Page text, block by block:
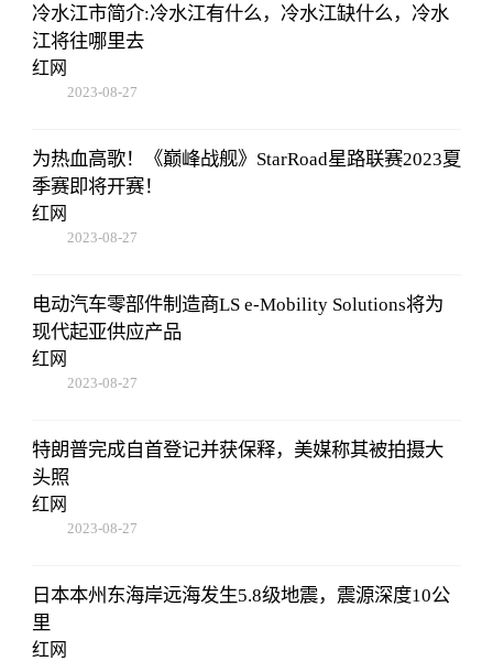
冷水江市简介:冷水江有什么，冷水江缺什么，冷水
江将往哪里去
红网
2023-08-27
为热血高歌！《巅峰战舰》StarRoad星路联赛2023夏
季赛即将开赛！
红网
2023-08-27
电动汽车零部件制造商LS e-Mobility Solutions将为
现代起亚供应产品
红网
2023-08-27
特朗普完成自首登记并获保释，美媒称其被拍摄大
头照
红网
2023-08-27
日本本州东海岸远海发生5.8级地震，震源深度10公
里
红网